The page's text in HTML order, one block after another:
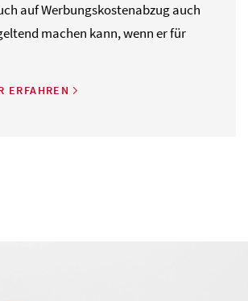
auf Werbungskostenabzug auch
machen kann, wenn er für
ERFAHREN